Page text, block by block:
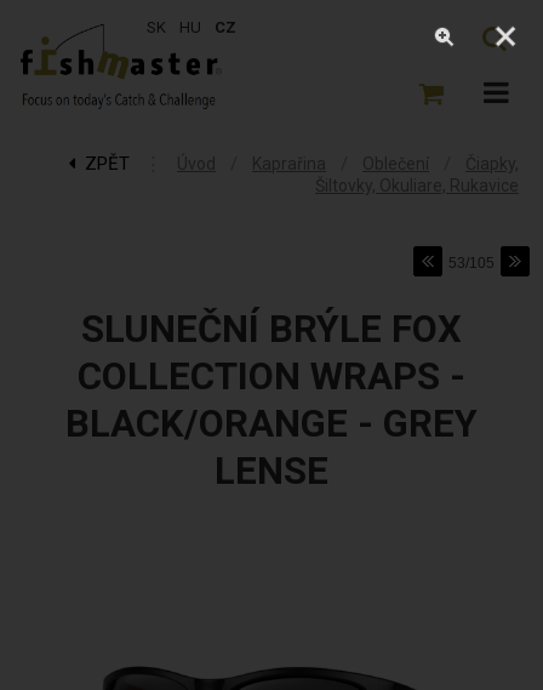
SK HU CZ
ZPĚT Úvod Kaprařina Oblečení
Čiapky,
Šiltovky, Okuliare, Rukavice
53/105
SLUNEČNÍ BRÝLE FOX
COLLECTION WRAPS -
BLACK/ORANGE - GREY
LENSE